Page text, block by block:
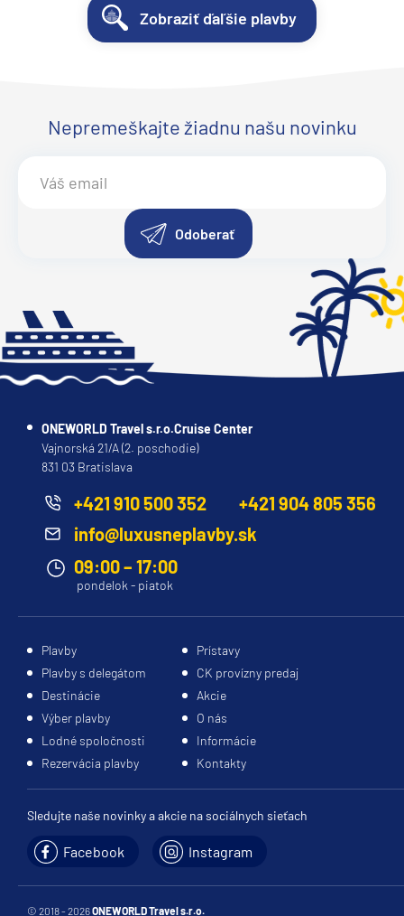
Zobraziť ďaľšie plavby
Nepremeškajte žiadnu našu novinku
Odoberať
ONEWORLD Travel s.r.o.Cruise Center
Vajnorská 21/A (2. poschodie)
831 03 Bratislava
+421 910 500 352
+421 904 805 356
info@luxusneplavby.sk
09:00 – 17:00
pondelok - piatok
Plavby
Prístavy
Plavby s delegátom
CK provízny predaj
Destinácie
Akcie
Výber plavby
O nás
Lodné spoločnosti
Informácie
Rezervácia plavby
Kontakty
Sledujte naše novinky a akcie na sociálnych sieťach
Facebook Instagram
© 2018 - 2026ONEWORLD Travel s.r.o.